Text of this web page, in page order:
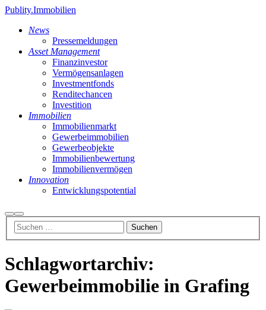
Publity.Immobilien
News
Pressemeldungen
Asset Management
Finanzinvestor
Vermögensanlagen
Investmentfonds
Renditechancen
Investition
Immobilien
Immobilienmarkt
Gewerbeimmobilien
Gewerbeobjekte
Immobilienbewertung
Immobilienvermögen
Innovation
Entwicklungspotential
Suchen
Hauptmenü
Schlagwortarchiv:
Gewerbeimmobilie in Grafing